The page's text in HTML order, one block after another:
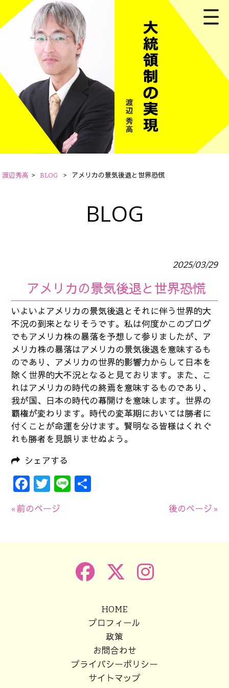
渡辺秀高 > BLOG > アメリカの景気後退と世界恐慌
BLOG
2025/03/29
アメリカの景気後退と世界恐慌
いよいよアメリカの景気後退とそれに伴う世界的大
不況の到来となりそうです。私は何度かこのブログ
でもアメリカ株の暴落を予想して参りましたが、ア
メリカ株の暴落はアメリカの景気後退を意味するも
のであり、アメリカの世界的影響力からして日本を
除く世界的大不況となると見ております。また、こ
れはアメリカの時代の終焉を意味するものであり、
我が国、日本の時代の幕開けを意味します。世界の
覇権が変わります。時代の変革期においては勝者に
付くことが命運を分けます。賢明なる皆様はくれぐ
れも勝者を見誤りませぬよう。
シェアする
Facebook
Twitter
Line
« 前のページ 後のページ »
HOME
プロフィール
政策
お問合わせ
プライバシーポリシー
サイトマップ